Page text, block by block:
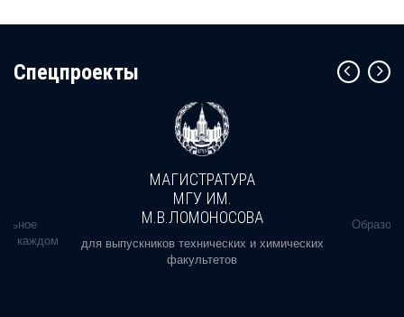
Cпецпроекты
в каждом
МАГИСТРАТУРА
МГУ ИМ.
М.В.ЛОМОНОСОВА
для выпускников технических и химических
факультетов